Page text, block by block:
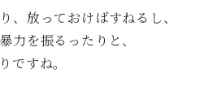
、放っておけばすねるし、
力を振るったりと、
ですね。